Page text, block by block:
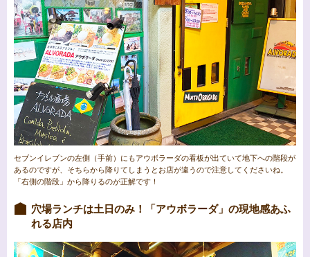
セブンイレブンの左側（手前）にもアウボラーダの看板が出ていて地下への階段が
あるのですが、そちらから降りてしまうとお店が違うので注意してくださいね。
「右側の階段」から降りるのが正解です！
穴場ランチは土日のみ！「アウボラーダ」の現地感あふ
れる店内